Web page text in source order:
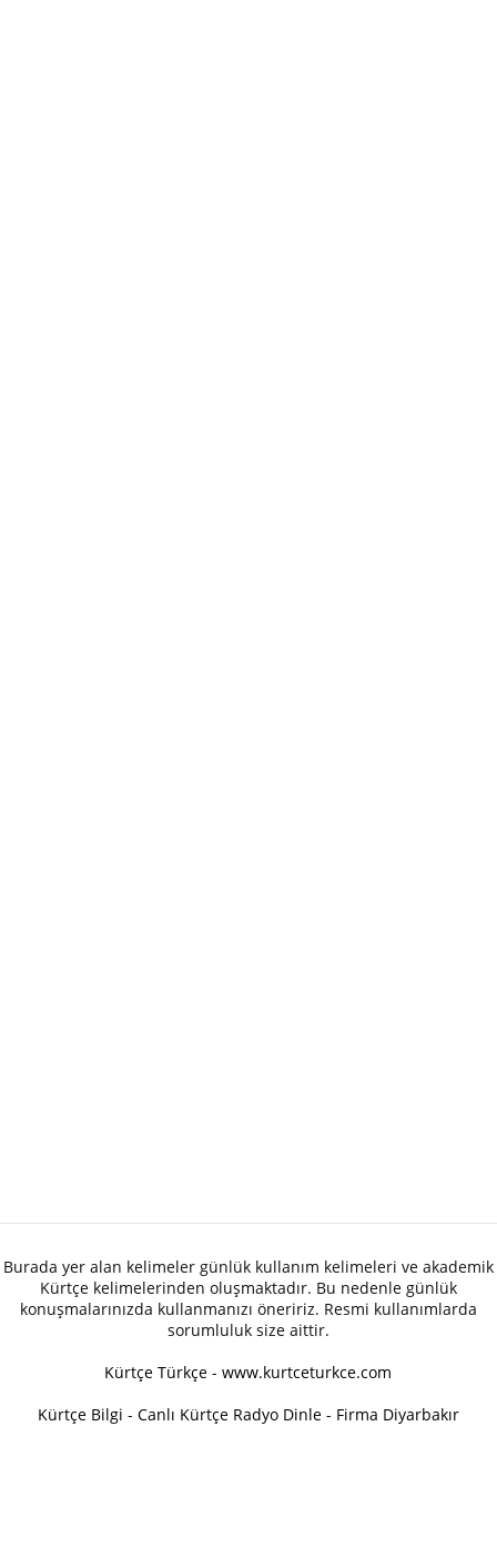
Burada yer alan kelimeler günlük kullanım kelimeleri ve akademik
Kürtçe kelimelerinden oluşmaktadır. Bu nedenle günlük
konuşmalarınızda kullanmanızı öneririz. Resmi kullanımlarda
sorumluluk size aittir.
Kürtçe Türkçe - www.kurtceturkce.com
Kürtçe Bilgi - Canlı Kürtçe Radyo Dinle - Firma Diyarbakır